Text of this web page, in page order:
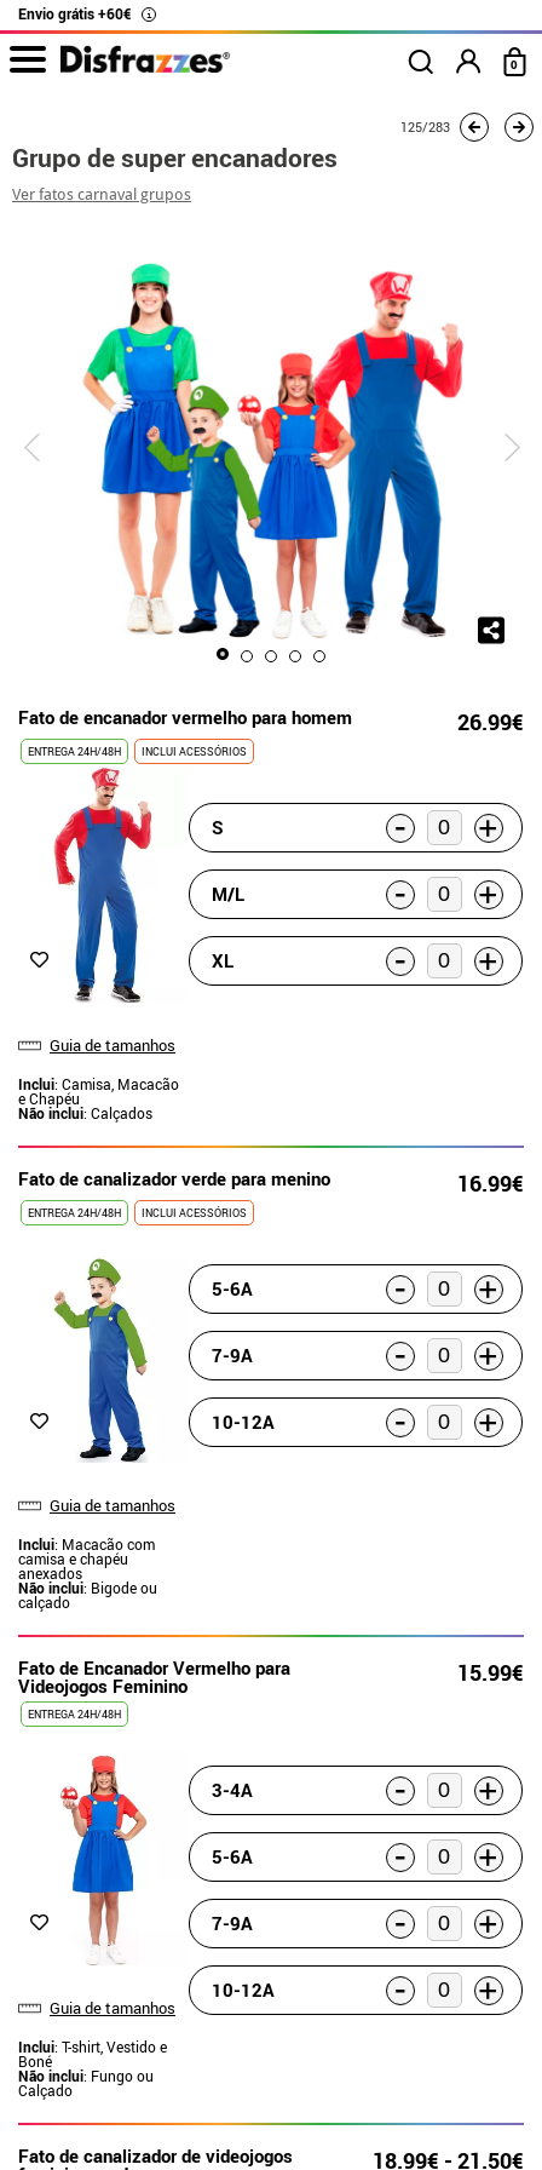
Envio grátis +60€ i
0
Grupo de super encanadores
125/283
Grupo de super encanadores
Ver fatos carnaval grupos
Fato de encanador vermelho para homem 26.99€
ENTREGA 24H/48H INCLUI ACESSÓRIOS
Guia de tamanhos
Inclui: Camisa, Macacão
e Chapéu
Não inclui: Calçados
S - +
M/L - +
XL - +
Fato de canalizador verde para menino 16.99€
ENTREGA 24H/48H INCLUI ACESSÓRIOS
Guia de tamanhos
Inclui: Macacão com
camisa e chapéu
anexados
Não inclui: Bigode ou
calçado
5-6A - +
7-9A - +
10-12A - +
Fato de Encanador Vermelho para
Videojogos Feminino 15.99€
ENTREGA 24H/48H
Guia de tamanhos
Inclui: T-shirt, Vestido e
Boné
Não inclui: Fungo ou
Calçado
3-4A - +
5-6A - +
7-9A - +
10-12A - +
Fato de canalizador de videojogos 18.99€ - 21.50€